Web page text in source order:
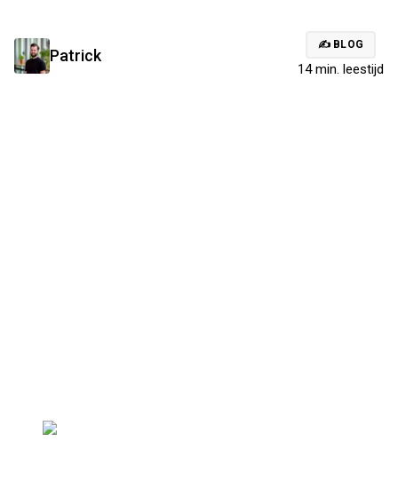
Patrick
✍️ BLOG
14 min. leestijd